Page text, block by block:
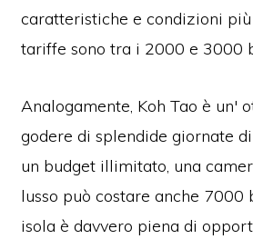
caratteristiche e condizioni
tariffe sono tra i 2000 e 3000
Analogamente, Koh Tao è un'
godere di splendide giornate
un budget illimitato, una
lusso può costare anche 7000
isola è davvero piena di